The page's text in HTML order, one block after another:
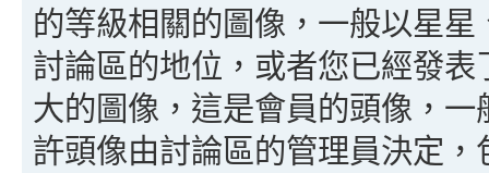
的等級相關的圖像，一般以星
討論區的地位，或者您已經發
大的圖像，這是會員的頭像，
許頭像由討論區的管理員決定